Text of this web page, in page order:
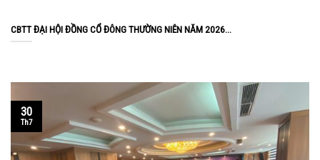
CBTT ĐẠI HỘI ĐỒNG CỔ ĐÔNG THƯỜNG NIÊN NĂM 2026...
30
Th7